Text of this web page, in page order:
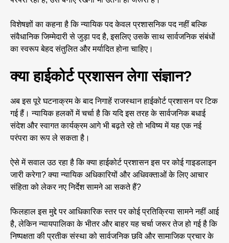
विशेषज्ञों का कहना है कि न्यायिक पद केवल प्रशासनिक पद नहीं बल्कि
संवैधानिक जिम्मेदारी से जुड़ा पद है, इसलिए उसके साथ सार्वजनिक संबंधों
का स्वरूप बेहद संतुलित और मर्यादित होना चाहिए।
क्या हाईकोर्ट प्रशासन लेगा संज्ञान?
अब इस पूरे घटनाक्रम के बाद निगाहें राजस्थान हाईकोर्ट प्रशासन पर टिक
गई हैं। न्यायिक हलकों में चर्चा है कि यदि इस तरह के सार्वजनिक बधाई
संदेश और स्वागत कार्यक्रम आगे भी बढ़ते रहे तो भविष्य में यह एक नई
परंपरा का रूप ले सकता है।
ऐसे में सवाल उठ रहा है कि क्या हाईकोर्ट प्रशासन इस पर कोई गाइडलाइन
जारी करेगा? क्या न्यायिक अधिकारियों और अधिवक्ताओं के लिए आचार
संहिता को लेकर नए निर्देश सामने आ सकते हैं?
फिलहाल इस मुद्दे पर आधिकारिक स्तर पर कोई प्रतिक्रिया सामने नहीं आई
है, लेकिन न्यायपालिका के भीतर और बाहर यह चर्चा जरूर तेज हो गई है कि
निष्पक्षता की प्रतीक संस्था को सार्वजनिक छवि और सामाजिक प्रचार के